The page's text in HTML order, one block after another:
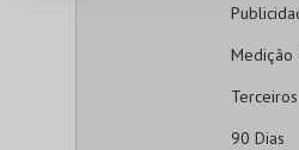
Medição
Terceiros
90 Dias